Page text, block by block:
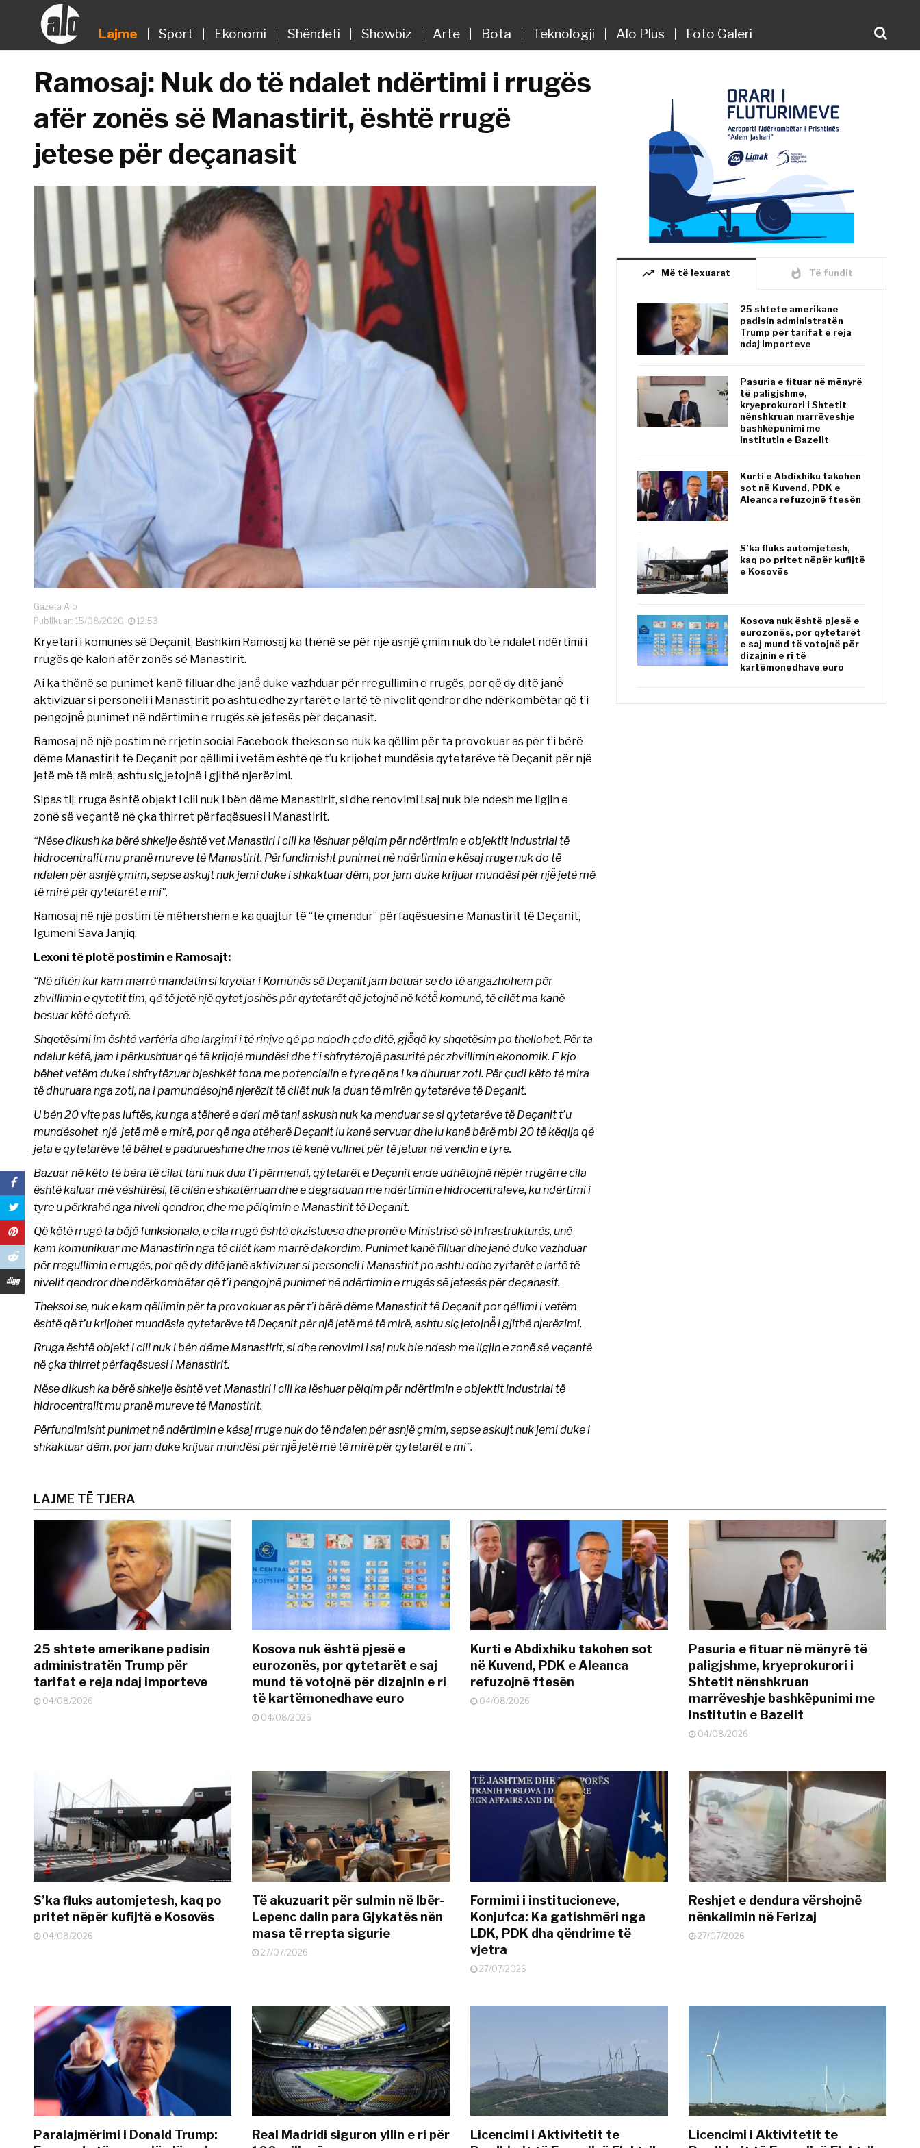
Lajme Sport Ekonomi Shëndeti Showbiz Arte Bota Teknologji Alo Plus Foto Galeri
Ramosaj: Nuk do të ndalet ndërtimi i rrugës
afër zonës së Manastirit, është rrugë
jetese për deçanasit
Gazeta Alo
Publikuar: 15/08/2020
12:53
Kryetari i komunës së Deçanit, Bashkim Ramosaj ka thënë se për një asnjë çmim nuk do të ndalet ndërtimi i
rrugës që kalon afër zonës së Manastirit.
Ai ka thënë se punimet kanë filluar dhe janë̈ duke vazhduar për rregullimin e rrugës, por që dy ditë janë̈
aktivizuar si personeli i Manastirit po ashtu edhe zyrtarët e lartë të nivelit qendror dhe ndërkombëtar që t’i
pengojnë̈ punimet në ndërtimin e rrugës së jetesës për deçanasit.
Ramosaj në një postim në rrjetin social Facebook thekson se nuk ka qëllim për ta provokuar as për t’i bërë
dëme Manastirit të Deçanit por qëllimi i vetëm është që t’u krijohet mundësia qytetarëve të Deçanit për një
jetë më të mirë, ashtu siç̧ jetojnë i gjithë njerëzimi.
Sipas tij, rruga është objekt i cili nuk i bën dëme Manastirit, si dhe renovimi i saj nuk bie ndesh me ligjin e
zonë së veçantë në çka thirret përfaqësuesi i Manastirit.
“Nëse dikush ka bërë shkelje është vet Manastiri i cili ka lëshuar pëlqim për ndërtimin e objektit industrial të
hidrocentralit mu pranë mureve të Manastirit. Përfundimisht punimet në ndërtimin e kësaj rruge nuk do të
ndalen për asnjë çmim, sepse askujt nuk jemi duke i shkaktuar dëm, por jam duke krijuar mundësi për një̈ jetë më
të mirë për qytetarët e mi”.
Ramosaj në një postim të mëhershëm e ka quajtur të “të çmendur” përfaqësuesin e Manastirit të Deçanit,
Igumeni Sava Janjiq.
Lexoni të plotë postimin e Ramosajt:
“Në ditën kur kam marrë mandatin si kryetar i Komunës së Deçanit jam betuar se do të angazhohem për
zhvillimin e qytetit tim, që të jetë një qytet joshës për qytetarët që jetojnë në këtë̈ komunë, të cilët ma kanë
besuar këtë detyrë.
Shqetësimi im është varfëria dhe largimi i të rinjve që po ndodh çdo ditë, gjë̈që ky shqetësim po thellohet. Për ta
ndalur këtë, jam i përkushtuar që të krijojë mundësi dhe t’i shfrytëzojë pasuritë për zhvillimin ekonomik. E kjo
bëhet vetëm duke i shfrytëzuar bjeshkët tona me potencialin e tyre që na i ka dhuruar zoti. Për çudi këto të mira
të dhuruara nga zoti, na i pamundësojnë njerëzit të cilët nuk ia duan të mirën qytetarëve të Deçanit.
U bën 20 vite pas luftës, ku nga atëherë e deri më tani askush nuk ka menduar se si qytetarëve të Deçanit t’u
mundësohet një jetë më e mirë, por që nga atëherë Deçanit iu kanë servuar dhe iu kanë bërë mbi 20 të këqija që
jeta e qytetarëve të bëhet e padurueshme dhe mos të kenë vullnet për të jetuar në vendin e tyre.
Bazuar në këto të bëra të cilat tani nuk dua t’i përmendi, qytetarët e Deçanit ende udhëtojnë nëpër rrugën e cila
është kaluar më vështirësi, të cilën e shkatërruan dhe e degraduan me ndërtimin e hidrocentraleve, ku ndërtimi i
tyre u përkrahë nga niveli qendror, dhe me pëlqimin e Manastirit të Deçanit.
Që këtë rrugë ta bëjë funksionale, e cila rrugë është ekzistuese dhe pronë e Ministrisë së Infrastrukturës, unë
kam komunikuar me Manastirin nga të cilët kam marrë dakordim. Punimet kanë filluar dhe janë duke vazhduar
për rregullimin e rrugës, por që dy ditë janë aktivizuar si personeli i Manastirit po ashtu edhe zyrtarët e lartë të
nivelit qendror dhe ndërkombëtar që t’i pengojnë punimet në ndërtimin e rrugës së jetesës për deçanasit.
Theksoi se, nuk e kam qëllimin për ta provokuar as për t’i bërë dëme Manastirit të Deçanit por qëllimi i vetëm
është që t’u krijohet mundësia qytetarëve të Deçanit për një jetë më të mirë, ashtu siç̧ jetojnë̈ i gjithë njerëzimi.
Rruga është objekt i cili nuk i bën dëme Manastirit, si dhe renovimi i saj nuk bie ndesh me ligjin e zonë së veçantë
në çka thirret përfaqësuesi i Manastirit.
Nëse dikush ka bërë shkelje është vet Manastiri i cili ka lëshuar pëlqim për ndërtimin e objektit industrial të
hidrocentralit mu pranë mureve të Manastirit.
Përfundimisht punimet në ndërtimin e kësaj rruge nuk do të ndalen për asnjë çmim, sepse askujt nuk jemi duke i
shkaktuar dëm, por jam duke krijuar mundësi për një̈ jetë më të mirë për qytetarët e mi”.
trending_up Më të lexuarat whatshot Të fundit
25 shtete amerikane
padisin administratën
Trump për tarifat e reja
ndaj importeve
Pasuria e fituar në mënyrë
të paligjshme,
kryeprokurori i Shtetit
nënshkruan marrëveshje
bashkëpunimi me
Institutin e Bazelit
Kurti e Abdixhiku takohen
sot në Kuvend, PDK e
Aleanca refuzojnë ftesën
S’ka fluks automjetesh,
kaq po pritet nëpër kufijtë
e Kosovës
Kosova nuk është pjesë e
eurozonës, por qytetarët
e saj mund të votojnë për
dizajnin e ri të
kartëmonedhave euro
LAJME TË TJERA
25 shtete amerikane padisin
administratën Trump për
tarifat e reja ndaj importeve
04/08/2026
Kosova nuk është pjesë e
eurozonës, por qytetarët e saj
mund të votojnë për dizajnin e ri
të kartëmonedhave euro
04/08/2026
Kurti e Abdixhiku takohen sot
në Kuvend, PDK e Aleanca
refuzojnë ftesën
04/08/2026
Pasuria e fituar në mënyrë të
paligjshme, kryeprokurori i
Shtetit nënshkruan
marrëveshje bashkëpunimi me
Institutin e Bazelit
04/08/2026
S’ka fluks automjetesh, kaq po
pritet nëpër kufijtë e Kosovës
04/08/2026
Të akuzuarit për sulmin në Ibër-
Lepenc dalin para Gjykatës nën
masa të rrepta sigurie
27/07/2026
Formimi i institucioneve,
Konjufca: Ka gatishmëri nga
LDK, PDK dha qëndrime të
vjetra
27/07/2026
Reshjet e dendura vërshojnë
nënkalimin në Ferizaj
27/07/2026
Paralajmërimi i Donald Trump:
Real Madridi siguron yllin e ri për
Licencimi i Aktivitetit te
Licencimi i Aktivitetit te